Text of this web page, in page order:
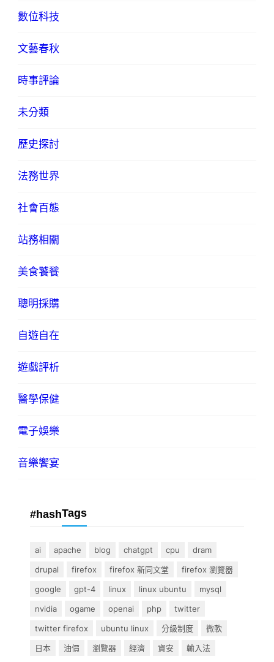
數位科技
文藝春秋
時事評論
未分類
歷史探討
法務世界
社會百態
站務相關
美食饕餮
聰明採購
自遊自在
遊戲評析
醫學保健
電子娛樂
音樂饗宴
#hashTags
ai apache blog chatgpt cpu
dram
drupal
firefox firefox 新同文堂
firefox 瀏覽器
google
gpt-4 linux linux ubuntu
mysql
nvidia
ogame openai php
twitter
twitter firefox
ubuntu linux 分級制度
微軟
日本
油價 瀏覽器 經濟 資安 輸入法